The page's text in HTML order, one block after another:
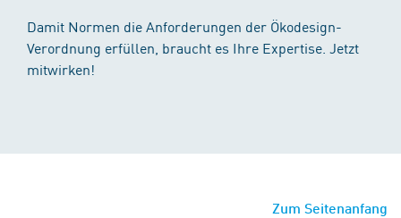
Damit Normen die Anforderungen der Ökodesign-
Verordnung erfüllen, braucht es Ihre Expertise. Jetzt
mitwirken!
Zum Seitenanfang